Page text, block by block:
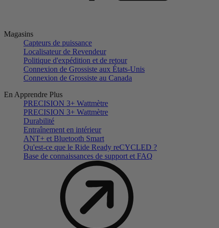
Magasins
Capteurs de puissance
Localisateur de Revendeur
Politique d'expédition et de retour
Connexion de Grossiste aux États-Unis
Connexion de Grossiste au Canada
En Apprendre Plus
PRECISION 3+ Wattmètre
PRECISION 3+ Wattmètre
Durabilité
Entraînement en intérieur
ANT+ et Bluetooth Smart
Qu'est-ce que le Ride Ready reCYCLED ?
Base de connaissances de support et FAQ